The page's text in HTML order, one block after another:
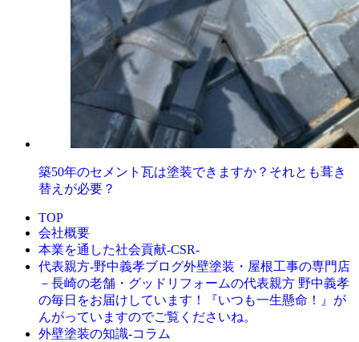
築50年のセメント瓦は塗装できますか？それとも葺き
替えが必要？
TOP
会社概要
本業を通した社会貢献-CSR-
代表親方-野中義孝ブログ外壁塗装・屋根工事の専門店
－長崎の老舗・グッドリフォームの代表親方 野中義孝
の毎日をお届けしています！『いつも一生懸命！』が
んがっていますのでご覧くださいね。
外壁塗装の知識‐コラム